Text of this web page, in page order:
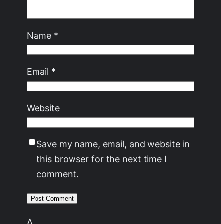
Name *
Email *
Website
Save my name, email, and website in
this browser for the next time I
comment.
Δ